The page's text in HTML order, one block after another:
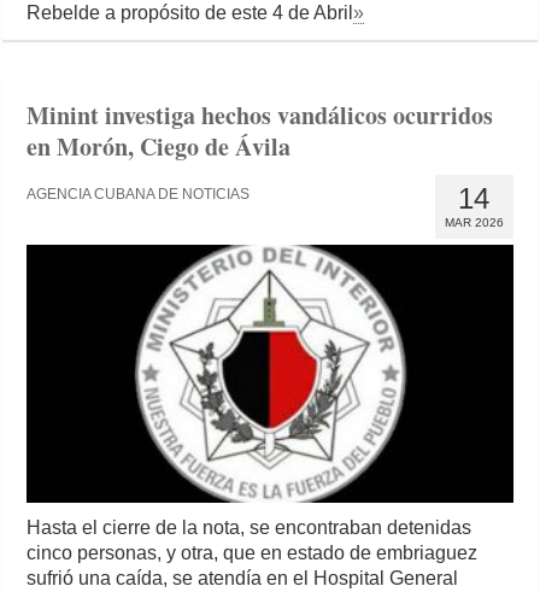
Rebelde a propósito de este 4 de Abril»
Minint investiga hechos vandálicos ocurridos
en Morón, Ciego de Ávila
14
MAR 2026
AGENCIA CUBANA DE NOTICIAS
Hasta el cierre de la nota, se encontraban detenidas
cinco personas, y otra, que en estado de embriaguez
sufrió una caída, se atendía en el Hospital General